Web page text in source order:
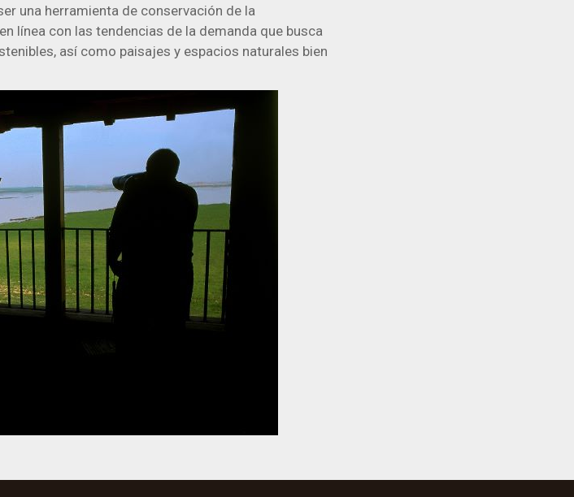
una herramienta de conservación de la
línea con las tendencias de la demanda que busca
así como paisajes y espacios naturales bien